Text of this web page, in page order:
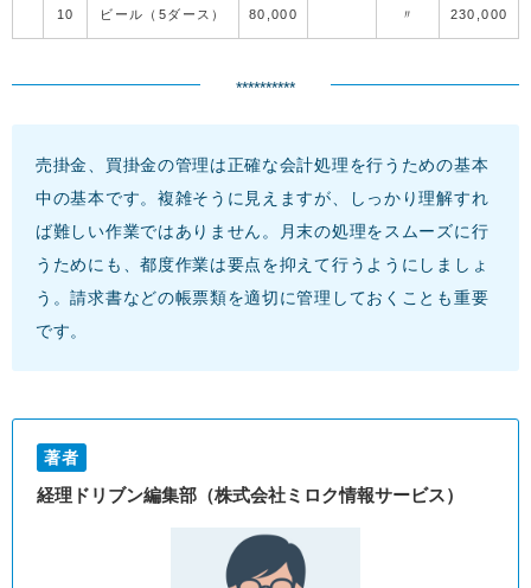
10 ビール（5ダース） 80,000 〃 230,000
**********
売掛金、買掛金の管理は正確な会計処理を行うための基本
中の基本です。複雑そうに見えますが、しっかり理解すれ
ば難しい作業ではありません。月末の処理をスムーズに行
うためにも、都度作業は要点を抑えて行うようにしましょ
う。請求書などの帳票類を適切に管理しておくことも重要
です。
著者
経理ドリブン編集部（株式会社ミロク情報サービス）